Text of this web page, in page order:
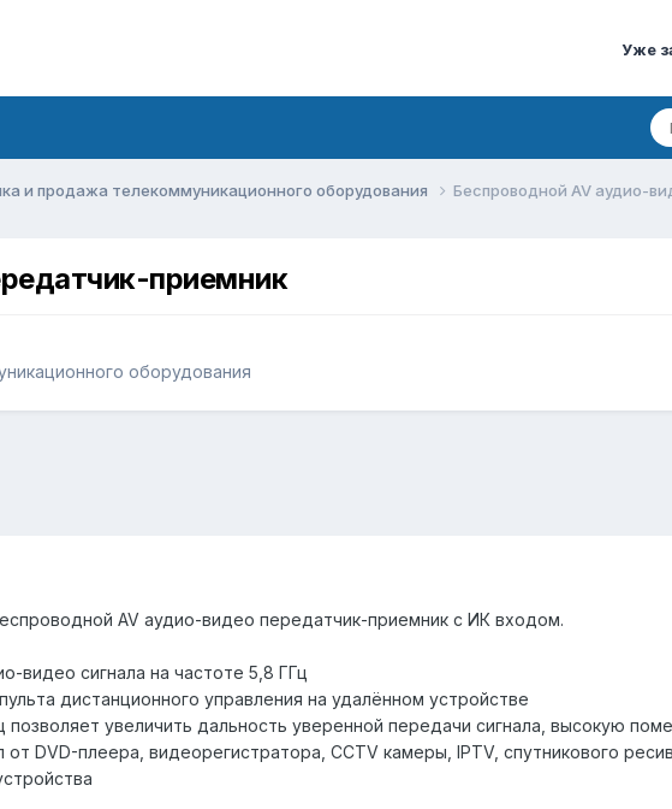
Уже
и продажа телекоммуникационного оборудования Беспроводной AV аудио-
приемник
оборудования
AV аудио-видео передатчик-приемник с ИК входом.
видео сигнала на частоте 5,8 ГГц
дистанционного управления на удалённом устройстве
позволяет увеличить дальность уверенной передачи сигнала, высокую
от DVD-плеера, видеорегистратора, CCTV камеры, IPTV, спутникового